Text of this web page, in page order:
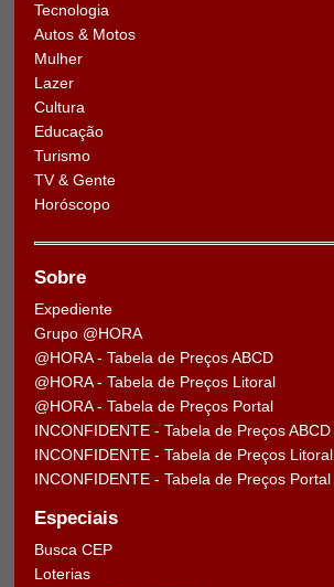
Tecnologia
Autos & Motos
Mulher
Lazer
Cultura
Educação
Turismo
TV & Gente
Horóscopo
Sobre
Expediente
Grupo @HORA
@HORA - Tabela de Preços ABCD
@HORA - Tabela de Preços Litoral
@HORA - Tabela de Preços Portal
INCONFIDENTE - Tabela de Preços ABCD
INCONFIDENTE - Tabela de Preços Litoral
INCONFIDENTE - Tabela de Preços Portal
Especiais
Busca CEP
Loterias